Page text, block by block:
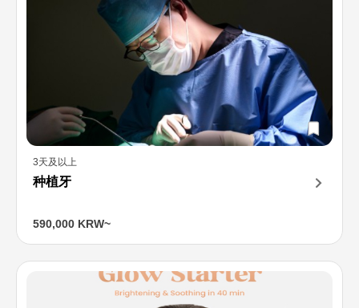
3天及以上
种植牙
590,000 KRW~